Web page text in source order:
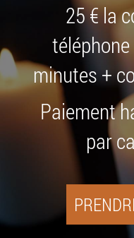
25 € la
minutes +
Paiement
par